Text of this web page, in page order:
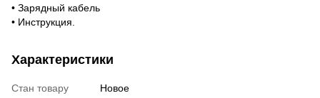
• Зарядный кабель
• Инструкция.
Характеристики
Стан товару
Новое